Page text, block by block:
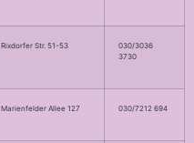
Rixdorfer Str. 51-53
030/3036
3730
Marienfelder Allee 127 030/7212 694